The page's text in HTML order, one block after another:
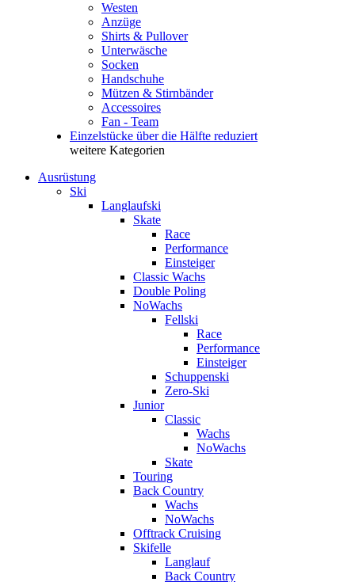
Westen
Anzüge
Shirts & Pullover
Unterwäsche
Socken
Handschuhe
Mützen & Stirnbänder
Accessoires
Fan - Team
Einzelstücke über die Hälfte reduziert
weitere Kategorien
Ausrüstung
Ski
Langlaufski
Skate
Race
Performance
Einsteiger
Classic Wachs
Double Poling
NoWachs
Fellski
Race
Performance
Einsteiger
Schuppenski
Zero-Ski
Junior
Classic
Wachs
NoWachs
Skate
Touring
Back Country
Wachs
NoWachs
Offtrack Cruising
Skifelle
Langlauf
Back Country